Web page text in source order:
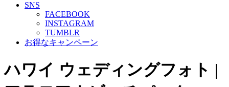
SNS
FACEBOOK
INSTAGRAM
TUMBLR
お得なキャンペーン
ハワイ ウェディングフォト |